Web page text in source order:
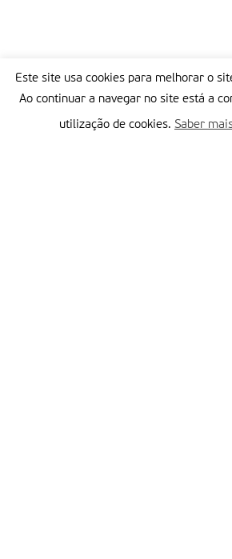
Este site usa cookies para melhorar o
Ao continuar a navegar no site está a
utilização de cookies. Saber